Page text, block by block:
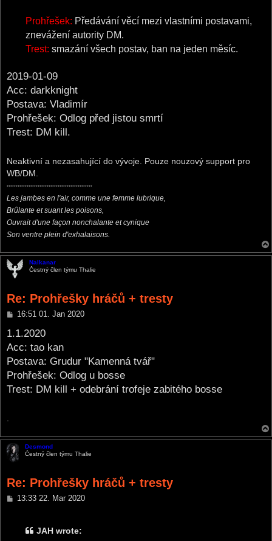
Prohřešek: Předávání věcí mezi vlastními postavami,
znevážení autority DM.
Trest: smazání všech postav, ban na jeden měsíc.
2019-01-09
Acc: darkknight
Postava: Vladimír
Prohřešek: Odlog před jistou smrtí
Trest: DM kill.
Neaktivní a nezasahující do vývoje. Pouze nouzový support pro
WB/DM.
***********************************************
Les jambes en l'air, comme une femme lubrique,
Brûlante et suant les poisons,
Ouvrait d'une façon nonchalante et cynique
Son ventre plein d'exhalaisons.
Nalkanar
Čestný člen týmu Thalie
Re: Prohřešky hráčů + tresty
P
s
16:51 01. Jan 2020
1.1.2020
Acc: tao kan
Postava: Grudur "Kamenná tvář"
Prohřešek: Odlog u bosse
Trest: DM kill + odebrání trofeje zabitého bosse
Desmond
Čestný člen týmu Thalie
Re: Prohřešky hráčů + tresty
P13:33 22. Mar 2020
JAH wrote: